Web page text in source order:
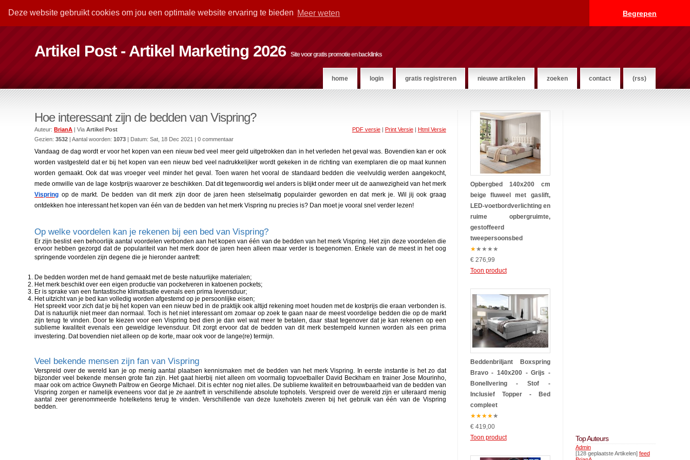
Deze website gebruikt cookies om jou een optimale website ervaring te bieden Meer weten Begrepen
Artikel Post - Artikel Marketing 2026 Site voor gratis promotie en backlinks
home login gratis registreren nieuwe artikelen zoeken contact (rss)
Hoe interessant zijn de bedden van Vispring?
PDF versie| Print Versie| Html Versie
Auteur:BrianA | ViaArtikel Post
Gezien:3532 | Aantal woorden:1073 | Datum:Sat, 18 Dec 2021 | 0 commentaar
Vandaag de dag wordt er voor het kopen van een nieuw bed veel meer geld uitgetrokken dan in het verleden het geval was. Bovendien kan er ook
worden vastgesteld dat er bij het kopen van een nieuw bed veel nadrukkelijker wordt gekeken in de richting van exemplaren die op maat kunnen
worden gemaakt. Ook dat was vroeger veel minder het geval. Toen waren het vooral de standaard bedden die veelvuldig werden aangekocht,
mede omwille van de lage kostprijs waarover ze beschikken. Dat dit tegenwoordig wel anders is blijkt onder meer uit de aanwezigheid van het merk
Vispring op de markt. De bedden van dit merk zijn door de jaren heen stelselmatig populairder geworden en dat merk je. Wil jij ook graag
ontdekken hoe interessant het kopen van één van de bedden van het merk Vispring nu precies is? Dan moet je vooral snel verder lezen!
Op welke voordelen kan je rekenen bij een bed van Vispring?
Er zijn beslist een behoorlijk aantal voordelen verbonden aan het kopen van één van de bedden van het merk Vispring. Het zijn deze voordelen die
ervoor hebben gezorgd dat de populariteit van het merk door de jaren heen alleen maar verder is toegenomen. Enkele van de meest in het oog
springende voordelen zijn degene die je hieronder aantreft:
De bedden worden met de hand gemaakt met de beste natuurlijke materialen;
Het merk beschikt over een eigen productie van pocketveren in katoenen pockets;
Er is sprake van een fantastische klimatisatie evenals een prima levensduur;
Het uitzicht van je bed kan volledig worden afgestemd op je persoonlijke eisen;
Het spreekt voor zich dat je bij het kopen van een nieuw bed in de praktijk ook altijd rekening moet houden met de kostprijs die eraan verbonden is.
Dat is natuurlijk niet meer dan normaal. Toch is het niet interessant om zomaar op zoek te gaan naar de meest voordelige bedden die op de markt
zijn terug te vinden. Door te kiezen voor een Vispring bed dien je dan wel wat meer te betalen, daar staat tegenover dat je kan rekenen op een
sublieme kwaliteit evenals een geweldige levensduur. Dit zorgt ervoor dat de bedden van dit merk bestempeld kunnen worden als een prima
investering. Dat bovendien niet alleen op de korte, maar ook voor de lange(re) termijn.
Veel bekende mensen zijn fan van Vispring
Verspreid over de wereld kan je op menig aantal plaatsen kennismaken met de bedden van het merk Vispring. In eerste instantie is het zo dat
bijzonder veel bekende mensen grote fan zijn. Het gaat hierbij niet alleen om voormalig topvoetballer David Beckham en trainer Jose Mourinho,
maar ook om actrice Gwyneth Paltrow en George Michael. Dit is echter nog niet alles. De sublieme kwaliteit en betrouwbaarheid van de bedden van
Vispring zorgen er namelijk eveneens voor dat je ze aantreft in verschillende absolute tophotels. Verspreid over de wereld zijn er uiteraard menig
aantal zeer gerenommeerde hotelketens terug te vinden. Verschillende van deze luxehotels zweren bij het gebruik van één van de Vispring
bedden.
Opbergbed 140x200 cm
beige fluweel met gaslift,
LED-voetbordverlichting en
ruime opbergruimte,
gestoffeerd
tweepersoonsbed
★★★★★
€ 276,99
Toon product
Beddenbriljant Boxspring
Bravo - 140x200 - Grijs -
Bonellvering - Stof -
Inclusief Topper - Bed
compleet
★★★★★
€ 419,00
Toon product
Top Auteurs
Admin
[128 geplaatste Artikelen] feed